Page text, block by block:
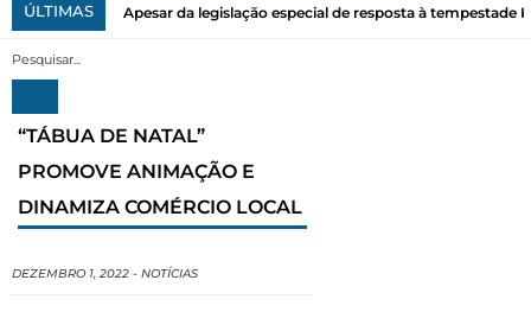
ÚLTIMAS Apesar da legislação especial de resposta à tempestade
“TÁBUA DE NATAL”
PROMOVE ANIMAÇÃO E
DINAMIZA COMÉRCIO LOCAL
DEZEMBRO 1, 2022 - NOTÍCIAS